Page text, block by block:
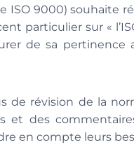
ISO 9000)
particulier sur «
de sa
de révision de la
et des
en compte leurs